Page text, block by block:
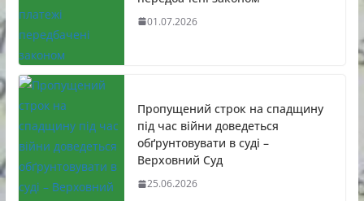
01.07.2026
Пропущений строк на спадщину
під час війни доведеться
обґрунтовувати в суді –
Верховний Суд
25.06.2026